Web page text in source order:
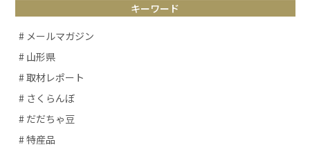
キーワード
# メールマガジン
# 山形県
# 取材レポート
# さくらんぼ
# だだちゃ豆
# 特産品